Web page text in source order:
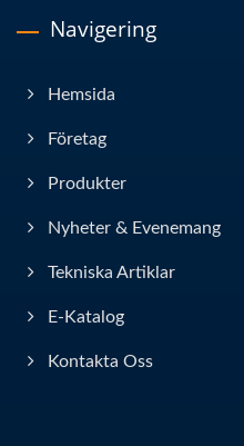
Navigering
Hemsida
Företag
Produkter
Nyheter & Evenemang
Tekniska Artiklar
E-Katalog
Kontakta Oss